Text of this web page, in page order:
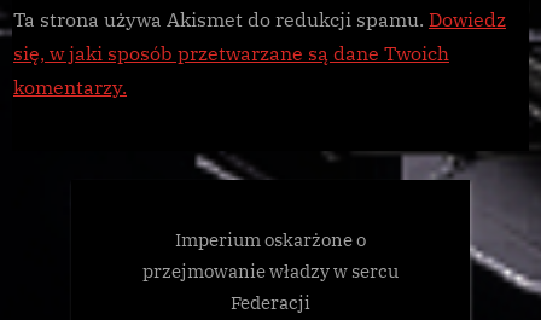
Ta strona używa Akismet do redukcji spamu. Dowiedz
się, w jaki sposób przetwarzane są dane Twoich
komentarzy.
Imperium oskarżone o
przejmowanie władzy w sercu
Federacji